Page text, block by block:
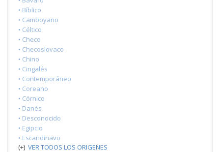
• Bíblico
• Camboyano
• Céltico
• Checo
• Checoslovaco
• Chino
• Cingalés
• Contemporáneo
• Coreano
• Córnico
• Danés
• Desconocido
• Egipcio
• Escandinavo
(+) VER TODOS LOS ORIGENES